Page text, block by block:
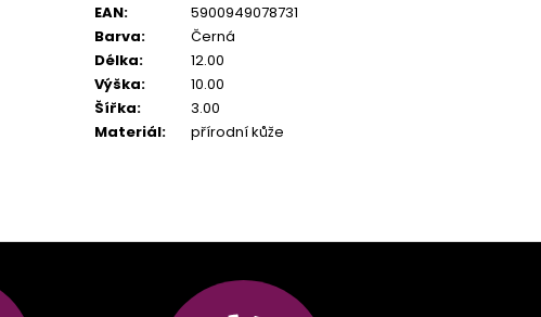
EAN:
5900949078731
Barva:
Černá
Délka:
12.00
Výška:
10.00
Šířka:
3.00
Materiál: přírodní kůže